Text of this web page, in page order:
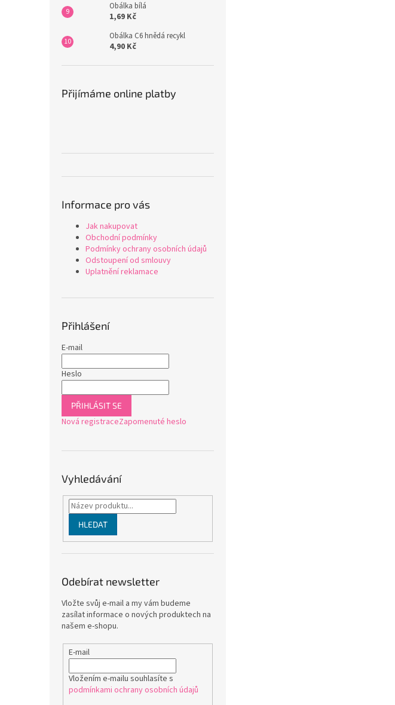
Obálka bílá
1,69 Kč
Obálka C6 hnědá recykl
4,90 Kč
Přijímáme online platby
Informace pro vás
Jak nakupovat
Obchodní podmínky
Podmínky ochrany osobních údajů
Odstoupení od smlouvy
Uplatnění reklamace
Přihlášení
E-mail
Heslo
PŘIHLÁSIT SE
Nová registraceZapomenuté heslo
Vyhledávání
HLEDAT
Odebírat newsletter
Vložte svůj e-mail a my vám budeme
zasílat informace o nových produktech na
našem e-shopu.
E-mail
Vložením e-mailu souhlasíte s
podmínkami ochrany osobních údajů